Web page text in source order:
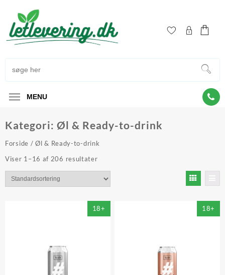
content
MENU
Kategori: Øl & Ready-to-drink
Forside / Øl & Ready-to-drink
Viser 1–16 af 206 resultater
18+ 18+